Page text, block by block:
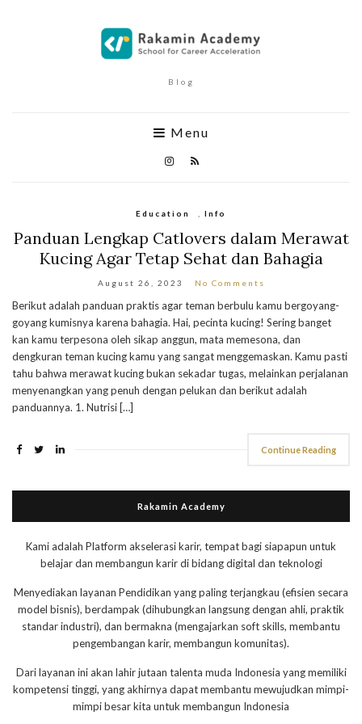
Blog
Menu
Education Info
Panduan Lengkap Catlovers dalam Merawat
Kucing Agar Tetap Sehat dan Bahagia
August 26, 2023 No Comments
Berikut adalah panduan praktis agar teman berbulu kamu bergoyang-
goyang kumisnya karena bahagia. Hai, pecinta kucing! Sering banget
kan kamu terpesona oleh sikap anggun, mata memesona, dan
dengkuran teman kucing kamu yang sangat menggemaskan. Kamu pasti
tahu bahwa merawat kucing bukan sekadar tugas, melainkan perjalanan
menyenangkan yang penuh dengan pelukan dan berikut adalah
panduannya. 1. Nutrisi […]
Continue Reading
Rakamin Academy
Kami adalah Platform akselerasi karir, tempat bagi siapapun untuk
belajar dan membangun karir di bidang digital dan teknologi
Menyediakan layanan Pendidikan yang paling terjangkau (efisien secara
model bisnis), berdampak (dihubungkan langsung dengan ahli, praktik
standar industri), dan bermakna (mengajarkan soft skills, membantu
pengembangan karir, membangun komunitas).
Dari layanan ini akan lahir jutaan talenta muda Indonesia yang memiliki
kompetensi tinggi, yang akhirnya dapat membantu mewujudkan mimpi-
mimpi besar kita untuk membangun Indonesia